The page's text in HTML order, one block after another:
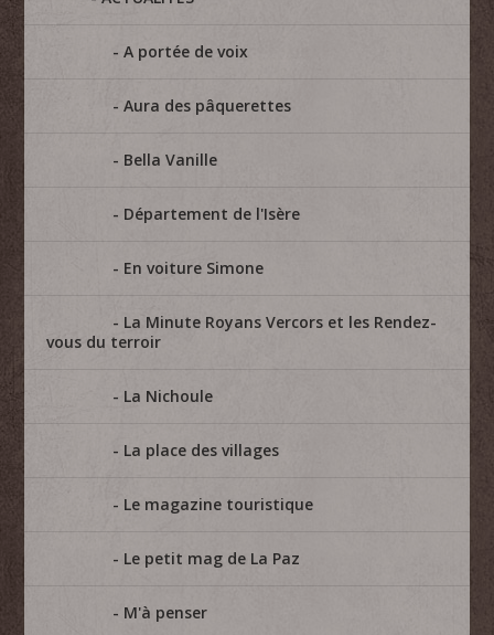
A portée de voix
Aura des pâquerettes
Bella Vanille
Département de l'Isère
En voiture Simone
La Minute Royans Vercors et les Rendez-
vous du terroir
La Nichoule
La place des villages
Le magazine touristique
Le petit mag de La Paz
M'à penser